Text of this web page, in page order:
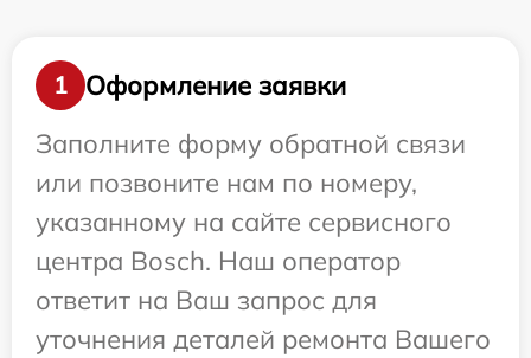
1
Оформление заявки
Заполните форму обратной связи
или позвоните нам по номеру,
указанному на сайте сервисного
центра Bosch. Наш оператор
ответит на Ваш запрос для
уточнения деталей ремонта Вашего